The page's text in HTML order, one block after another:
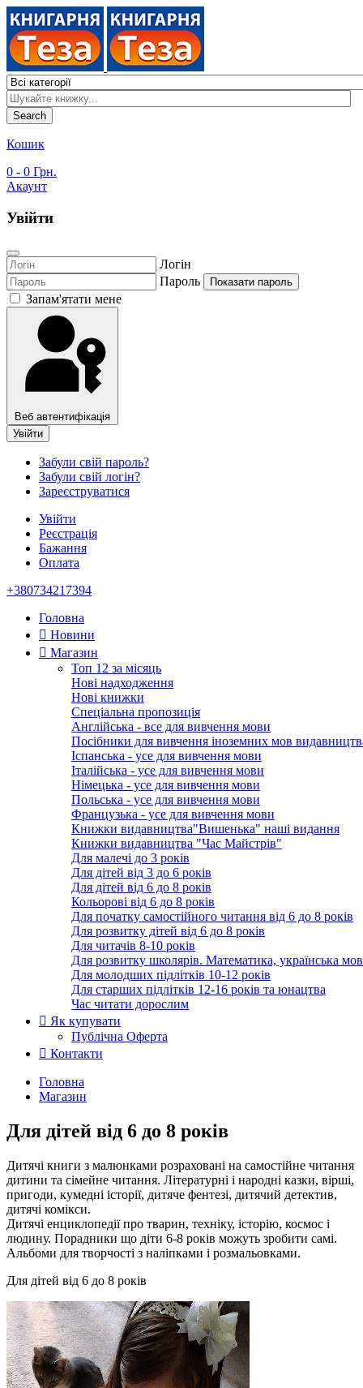
Search
Кошик
0 - 0 Грн.
Акаунт
Увійти
Логін
Пароль
Показати пароль
Запам'ятати мене
Веб автентифікація
Увійти
Забули свій пароль?
Забули свій логін?
Зареєструватися
Увійти
Реєстрація
Бажання
Оплата
+380734217394
Головна
Новини
Магазин
Топ 12 за місяць
Нові надходження
Нові книжки
Спеціальна пропозиція
Англійська - все для вивчення мови
Посібники для вивчення іноземних мов
Іспанська - усе для вивчення мови
Італійська - усе для вивчення мови
Німецька - усе для вивчення мови
Польська - усе для вивчення мови
Французька - усе для вивчення мови
Книжки видавництва"Вишенька" наші видання
Книжки видавництва "Час Майстрів"
Для малечі до 3 років
Для дітей від 3 до 6 років
Для дітей від 6 до 8 років
Кольорові від 6 до 8 років
Для початку самостійного читання від 6 до 8 років
Для розвитку дітей від 6 до 8 років
Для читачів 8-10 років
Для розвитку школярів. Математика, українська
Для молодших підлітків 10-12 років
Для старших підлітків 12-16 років та юнацтва
Час читати дорослим
Як купувати
Публічна Оферта
Контакти
Головна
Магазин
Для дітей від 6 до 8 років
Дитячі книги з малюнками розраховані на самостійне читання
дитини та сімейне читання. Літературні і народні казки, вірші,
пригоди, кумедні історії, дитяче фентезі, дитячий детектив,
дитячі комікси.
Дитячі енциклопедії про тварин, техніку, історію, космос і
людину. Порадники що діти 6-8 років можуть зробити самі.
Альбоми для творчості з наліпками і розмальовками.
Для дітей від 6 до 8 років